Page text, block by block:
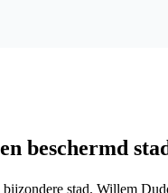
beschermd
stad. Willem